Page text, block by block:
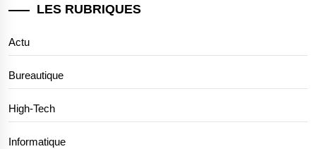
LES RUBRIQUES
Actu
Bureautique
High-Tech
Informatique